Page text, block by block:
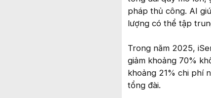
pháp thủ công. AI
lượng có thể tập
Trong năm 2025,
giảm khoảng 70%
khoảng 21% chi phí
tổng đài.